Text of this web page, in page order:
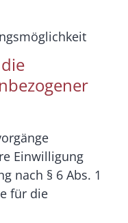
Einwilligung
nach § 6 Abs. 1
für die